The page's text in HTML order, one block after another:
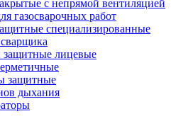
с непрямой вентиляцией
газосварочных работ
специализированные
лицевые
защитные
дыхания